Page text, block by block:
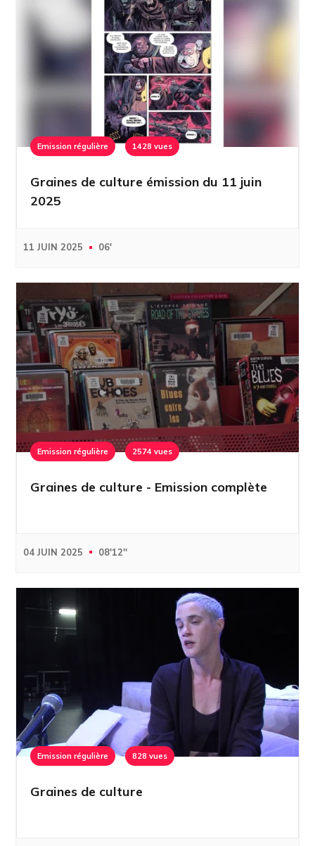
Emission régulière 1428 vues
Graines de culture émission du 11 juin
2025
11 JUIN 2025 06'
Emission régulière 2574 vues
Graines de culture - Emission complète
04 JUIN 2025 08'12''
Emission régulière 828 vues
Graines de culture